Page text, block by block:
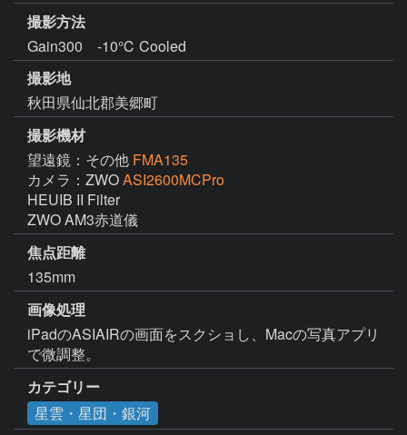
撮影方法
Gain300 -10℃ Cooled
撮影地
秋田県仙北郡美郷町
撮影機材
望遠鏡：その他 FMA135
カメラ：ZWOASI2600MCPro
HEUIB II Filter
ZWO AM3赤道儀
焦点距離
135mm
画像処理
iPadのASIAIRの画面をスクショし、Macの写真アプリ
で微調整。
カテゴリー
星雲・星団・銀河